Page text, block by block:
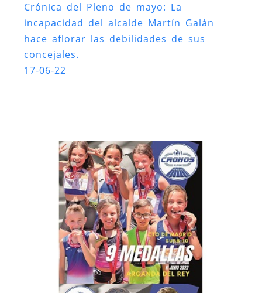
Crónica del Pleno de mayo: La
incapacidad del alcalde Martín Galán
hace aflorar las debilidades de sus
concejales.
17-06-22